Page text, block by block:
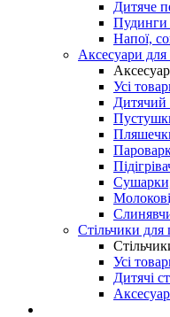
Дитяче
Пудинги
Напої,
Аксесуари
Усі
Дитячий
Стільчики для
Усі
Дитячі